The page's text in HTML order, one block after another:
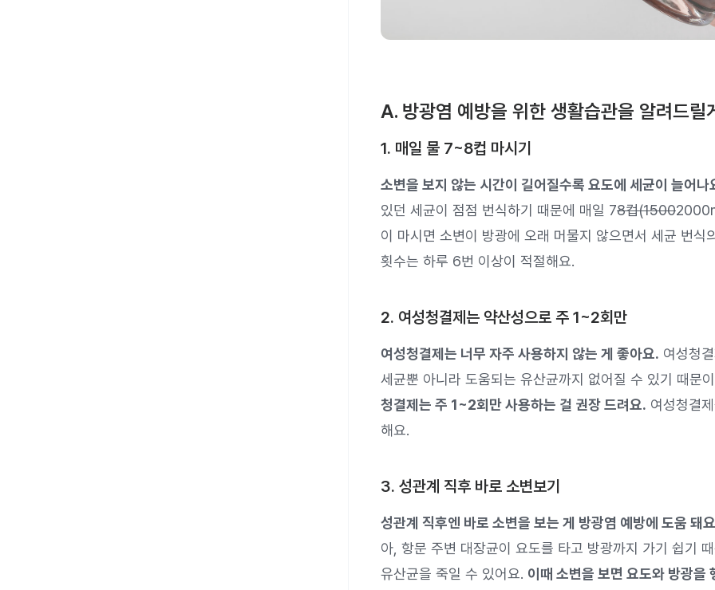
A. 방광염 예방을 위한 생활습관을 알려드릴
1. 매일 물 7~8컵 마시기
소변을 보지 않는 시간이 길어질수록 요도에 세균이 늘어나
있던 세균이 점점 번식하기 때문에 매일 78컵(1500
이 마시면 소변이 방광에 오래 머물지 않으면서 세균 번식
횟수는 하루 6번 이상이 적절해요.
2. 여성청결제는 약산성으로 주 1~2회만
여성청결제는 너무 자주 사용하지 않는 게 좋아요. 여성청
세균뿐 아니라 도움되는 유산균까지 없어질 수 있기 때문
청결제는 주 1~2회만 사용하는 걸 권장 드려요. 여성청결
해요.
3. 성관계 직후 바로 소변보기
성관계 직후엔 바로 소변을 보는 게 방광염 예방에 도움 돼
아, 항문 주변 대장균이 요도를 타고 방광까지 가기 쉽기
유산균을 죽일 수 있어요. 이때 소변을 보면 요도와 방광을